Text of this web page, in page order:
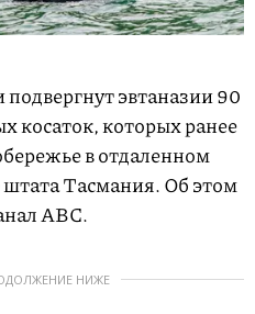
подвергнут эвтаназии 90
которых ранее
в отдаленном
Тасмания. Об этом
ABC.
НИЖЕ